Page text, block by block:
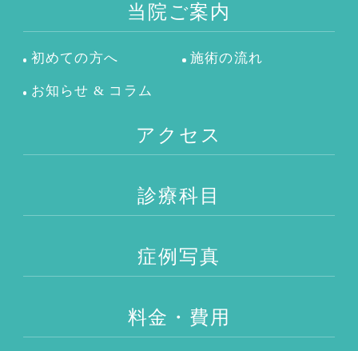
当院ご案内
初めての方へ 施術の流れ
お知らせ & コラム
アクセス
診療科目
症例写真
料金・費用